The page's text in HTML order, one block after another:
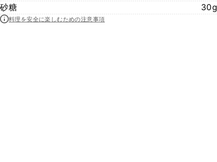
砂糖
30g
料理を安全に楽しむための注意事項